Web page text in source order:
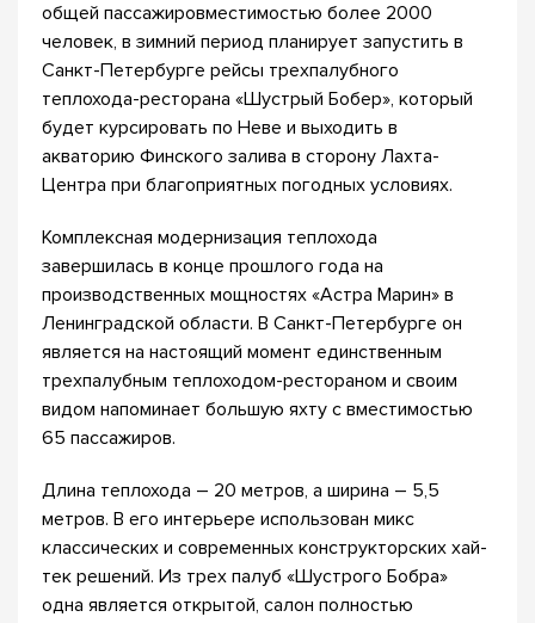
общей пассажировместимостью более 2000
человек, в зимний период планирует запустить в
Санкт-Петербурге рейсы трехпалубного
теплохода-ресторана «Шустрый Бобер», который
будет курсировать по Неве и выходить в
акваторию Финского залива в сторону Лахта-
Центра при благоприятных погодных условиях.
Комплексная модернизация теплохода
завершилась в конце прошлого года на
производственных мощностях «Астра Марин» в
Ленинградской области. В Санкт-Петербурге он
является на настоящий момент единственным
трехпалубным теплоходом-рестораном и своим
видом напоминает большую яхту с вместимостью
65 пассажиров.
Длина теплохода – 20 метров, а ширина – 5,5
метров. В его интерьере использован микс
классических и современных конструкторских хай-
тек решений. Из трех палуб «Шустрого Бобра»
одна является открытой, салон полностью